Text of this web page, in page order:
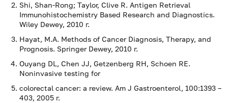
Shi, Shan-Rong; Taylor, Clive R. Antigen Retrieval
Immunohistochemistry Based Research and Diagnostics.
Wiley Dewey, 2010 г.
Hayat, M.A. Methods of Cancer Diagnosis, Therapy, and
Prognosis. Springer Dewey, 2010 г.
Ouyang DL, Chen JJ, Getzenberg RH, Schoen RE.
Noninvasive testing for
colorectal cancer: a review. Am J Gastroenterol, 100:1393 –
403, 2005 г.